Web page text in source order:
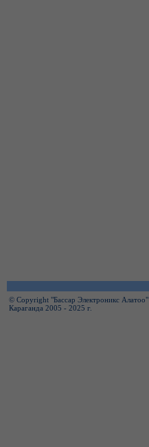
© Copyright "Бассар Электроникс Алатоо"
Караганда 2005 - 2025 г.